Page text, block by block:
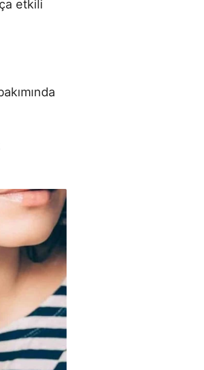
etkili